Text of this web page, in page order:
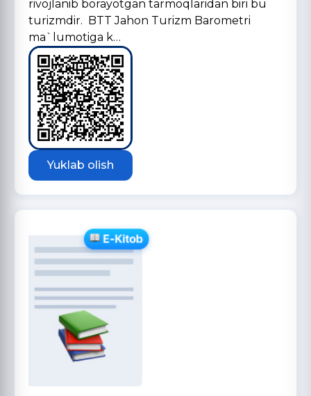
rivojlanib borayotgan tarmoqlaridan biri bu
turizmdir. BTT Jahon Turizm Barometri
ma`lumotiga k…
Yuklab olish